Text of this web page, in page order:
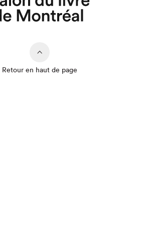
Que cherchez-vous?
Retour en haut de page